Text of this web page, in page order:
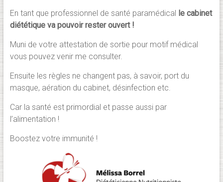
En tant que professionnel de santé paramédical le cabinet
diététique va pouvoir rester ouvert !
Muni de votre attestation de sortie pour motif médical
vous pouvez venir me consulter.
Ensuite les règles ne changent pas, à savoir, port du
masque, aération du cabinet, désinfection etc.
Car la santé est primordial et passe aussi par
l’alimentation !
Boostez votre immunité !